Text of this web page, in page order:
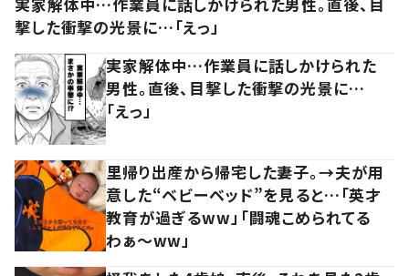
撃した衝撃の光景に…「えっ」
実家解体中…作業員に話しかけられた
男性。直後、目撃した衝撃の光景に…
「えっ」
里帰り出産から帰宅した妻子。→夫が用
意した“ベビーベッド”を見ると…「英才
教育が過ぎるww」「闘魂こめられてる
わぁ～ww」